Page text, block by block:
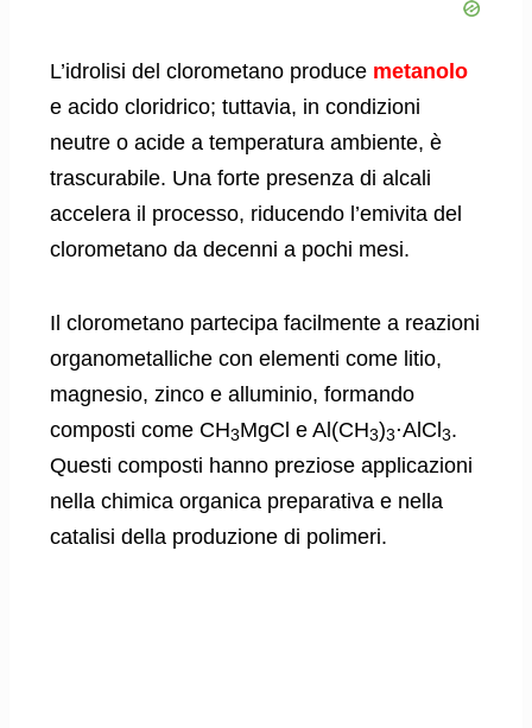
L’idrolisi del clorometano produce metanolo
e acido cloridrico; tuttavia, in condizioni
neutre o acide a temperatura ambiente, è
trascurabile. Una forte presenza di alcali
accelera il processo, riducendo l’emivita del
clorometano da decenni a pochi mesi.
Il clorometano partecipa facilmente a reazioni
organometalliche con elementi come litio,
magnesio, zinco e alluminio, formando
composti come CH3MgCl e Al(CH3)3 ⋅AlCl3.
Questi composti hanno preziose applicazioni
nella chimica organica preparativa e nella
catalisi della produzione di polimeri.